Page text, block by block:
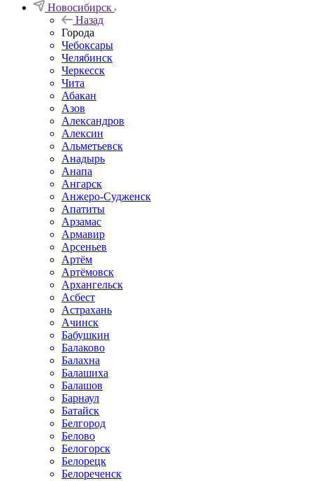
Новосибирск
Назад
Города
Чебоксары
Челябинск
Черкесск
Чита
Абакан
Азов
Александров
Алексин
Альметьевск
Анадырь
Анапа
Ангарск
Анжеро-Судженск
Апатиты
Арзамас
Армавир
Арсеньев
Артём
Артёмовск
Архангельск
Асбест
Астрахань
Ачинск
Бабушкин
Балаково
Балахна
Балашиха
Балашов
Барнаул
Батайск
Белгород
Белово
Белогорск
Белорецк
Белореченск